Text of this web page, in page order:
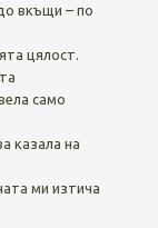
вкъщи – по
цялост.
само
казала на
ми изтича